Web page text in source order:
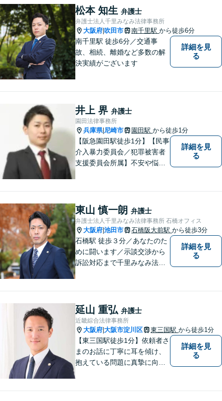
松本 知生 弁護士
弁護士法人千里みなみ法律事務所
大阪府 吹田市 南千里駅 から徒歩6分
南千里駅 徒歩6分／交通事
故、相続、離婚など多数の解
決実績がございます
詳細を見
る
井上 界 弁護士
園田法律事務所
兵庫県| 尼崎市 園田駅 から徒歩1分
【阪急園田駅徒歩1分】【民事
介入暴力委員会／犯罪被害者
支援委員会所属】不安や悩み
期の対策こそが解決にとって
最も有効な手段です。最高の
法的サービスを社会の隅々に
まで届けます。
詳細を見
る
東山 慎一朗 弁護士
弁護士法人千里みなみ法律事務所 石橋オフィス
大阪府 池田市 石橋阪大前駅 から徒歩3分
石橋駅 徒歩３分／あなたのた
めに闘います／示談交渉から
訴訟対応まで千里みなみ法律
詳細を見
る
延山 重弘 弁護士
近畿綜合法律事務所
大阪府 大阪市淀川区 東三国駅 から徒歩1分
【東三国駅徒歩1分】依頼者さ
まのお話に丁寧に耳を傾け、
抱えている問題に真摯に向き
詳細を見
る